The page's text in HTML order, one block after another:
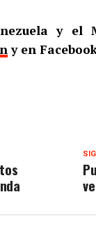
y el
y en